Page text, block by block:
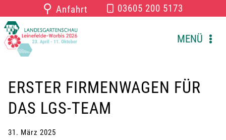
Inhalt
springen
⚲ Anfahrt 03605 200 5173
MENÜ
ERSTER FIRMENWAGEN FÜR
DAS LGS-TEAM
31. März 2025